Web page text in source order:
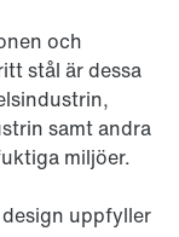
och
stål är dessa
samt andra
miljöer.
uppfyller